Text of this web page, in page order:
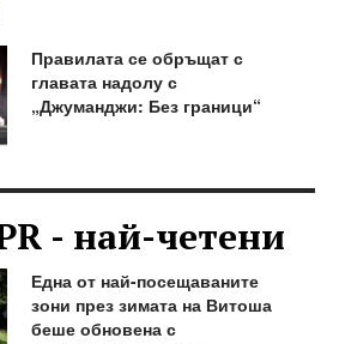
Правилата се обръщат с
главата надолу с
„Джуманджи: Без граници“
- най-четени
Една от най-посещаваните
зони през зимата на Витоша
беше обновена с